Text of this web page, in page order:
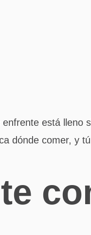
está lleno
dónde comer, y